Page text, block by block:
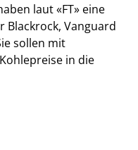
laut «FT» eine
Blackrock, Vanguard
sollen mit
in die